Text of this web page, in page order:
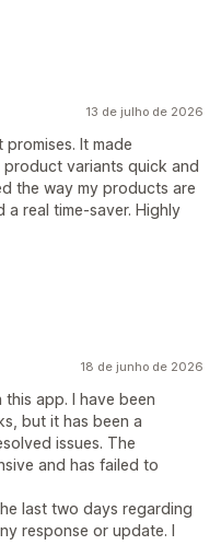
13 de julho de 2026
It made
variants quick and
the way my products are
a real time-saver. Highly
18 de junho de 2026
app. I have been
but it has been a
issues. The
and has failed to
last two days regarding
response or update. I